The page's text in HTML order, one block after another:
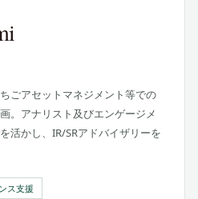
ごアセットマネジメント等での
。アナリスト及びエンゲージメ
活かし、IR/SRアドバイザリーを
ス支援